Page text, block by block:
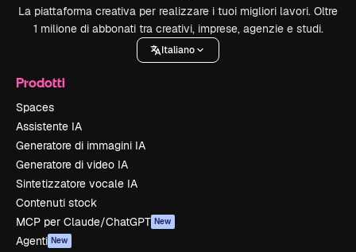
La piattaforma creativa per realizzare i tuoi migliori lavori. Oltre
1 milione di abbonati tra creativi, imprese, agenzie e studi.
Italiano
Prodotti
Spaces
Assistente IA
Generatore di immagini IA
Generatore di video IA
Sintetizzatore vocale IA
Contenuti stock
MCP per Claude/ChatGPT New
Agenti New